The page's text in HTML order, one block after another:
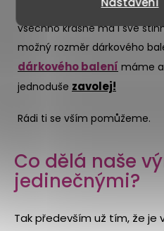
starosti s finálním balení. Ale
všechno krásné má i své
možný rozměr dárkového
dárkového balení máme
jednoduše zavolej!
Rádi ti se vším pomůžeme.
Co dělá naše
jedinečnými?
Tak především už tím, že je